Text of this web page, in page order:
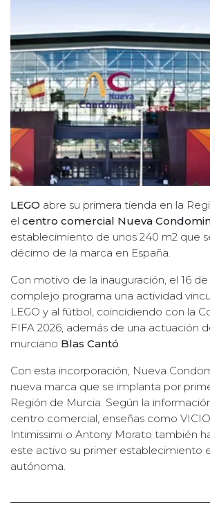
LEGO abre su primera tienda en la
el centro comercial Nueva
establecimiento de unos 240 m2 que
décimo de la marca en España.
Con motivo de la inauguración, el 16
complejo programa una actividad
LEGO y al fútbol, coincidiendo con la
FIFA 2026, además de una actuación
murciano Blas Cantó.
Con esta incorporación, Nueva
nueva marca que se implanta por
Región de Murcia. Según la
centro comercial, enseñas como
Intimissimi o Antony Morato también
este activo su primer establecimiento
autónoma.